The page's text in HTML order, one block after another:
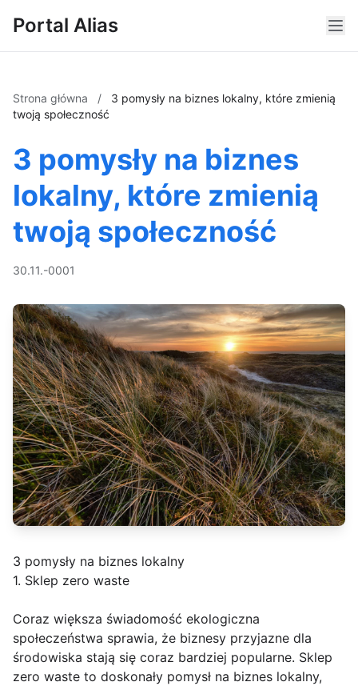
Portal Alias
Strona główna /
3 pomysły na biznes lokalny, które zmienią
twoją społeczność
3 pomysły na biznes
lokalny, które zmienią
twoją społeczność
30.11.-0001
3 pomysły na biznes lokalny
1. Sklep zero waste
Coraz większa świadomość ekologiczna
społeczeństwa sprawia, że biznesy przyjazne dla
środowiska stają się coraz bardziej popularne. Sklep
zero waste to doskonały pomysł na biznes lokalny,